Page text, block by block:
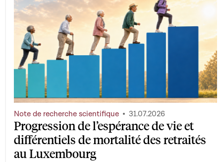
Progression de l’espérance de vie et
différentiels de mortalité des retraités
au Luxembourg
Note de recherche scientifique 31.07.2026